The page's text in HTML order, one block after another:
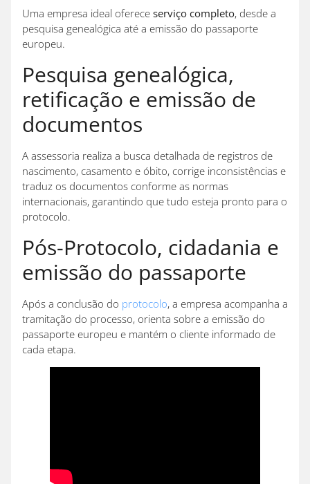
Uma empresa ideal oferece serviço completo, desde a
pesquisa genealógica até a emissão do passaporte
europeu.
Pesquisa genealógica,
retificação e emissão de
documentos
A assessoria realiza a busca detalhada de registros de
nascimento, casamento e óbito, corrige inconsistências e
traduz os documentos conforme as normas
internacionais, garantindo que tudo esteja pronto para o
protocolo.
Pós-Protocolo, cidadania e
emissão do passaporte
Após a conclusão do protocolo, a empresa acompanha a
tramitação do processo, orienta sobre a emissão do
passaporte europeu e mantém o cliente informado de
cada etapa.